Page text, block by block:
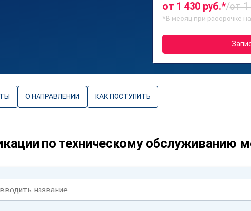
от 1 430 руб.*/от 1
*В месяц при рассрочке на
О НАПРАВЛЕНИИ КАК ПОСТУПИТЬ
по техническому обслуживанию